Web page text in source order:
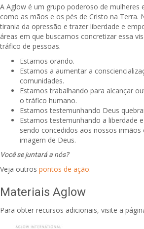
A Aglow é um grupo poderoso de mulheres
como as mãos e os pés de Cristo na Terra.
tirania da opressão e trazer liberdade e
áreas em que buscamos concretizar essa
tráfico de pessoas.
Estamos orando.
Estamos a aumentar a
comunidades.
Estamos trabalhando para alcançar
o tráfico humano.
Estamos testemunhando Deus
Estamos testemunhando a liberdade
sendo concedidos aos nossos irmãos
imagem de Deus.
Você se juntará a nós?
Veja outros pontos de ação.
Materiais Aglow
Para obter recursos adicionais, visite a